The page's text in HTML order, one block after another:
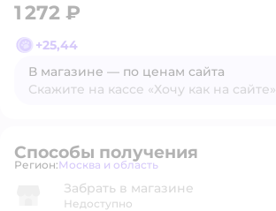
1 272 ₽
+25,44
В магазине — по ценам сайта
Скажите на кассе «Хочу как на сайте»
Способы получения
Регион: Выбор адреса доставки.
Москва и область
Забрать в магазине
Недоступно